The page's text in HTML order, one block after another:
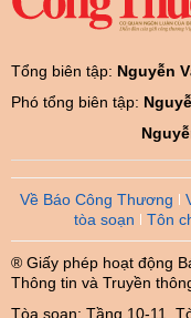
Tổng biên tập: Nguyễn
Phó tổng biên tập:
Về Báo Công Thương
tòa soạn
Tôn
® Giấy phép hoạt động
Thông tin và Truyền
Tòa soạn: Tầng 10-11,